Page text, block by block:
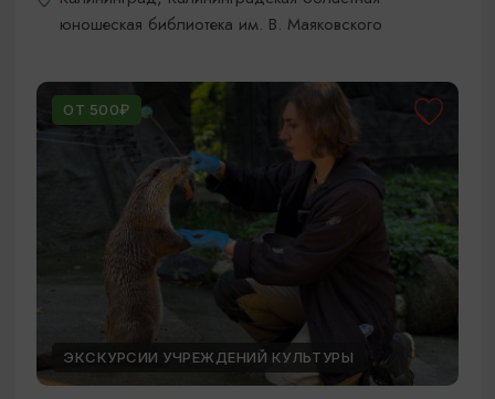
юношеская библиотека им. В. Маяковского
ОТ 500₽
ЭКСКУРСИИ УЧРЕЖДЕНИЙ КУЛЬТУРЫ